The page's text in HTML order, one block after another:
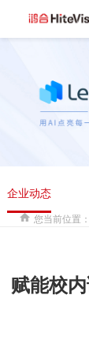
产品方案
关于鸿合
企业动态
联系我们
监督举报
鸿合海外
企业动态
您当前位置：
赋能校